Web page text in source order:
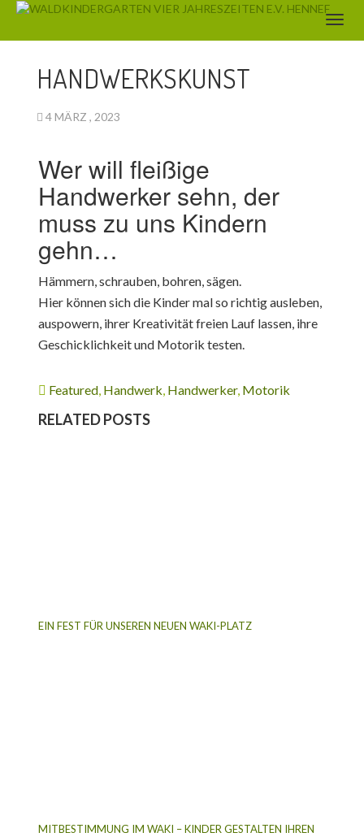
HANDWERKSKUNST
4 MÄRZ , 2023
Wer will fleißige
Handwerker sehn, der
muss zu uns Kindern
gehn…
Hämmern, schrauben, bohren, sägen.
Hier können sich die Kinder mal so richtig ausleben,
auspowern, ihrer Kreativität freien Lauf lassen, ihre
Geschicklichkeit und Motorik testen.
Featured, Handwerk, Handwerker, Motorik
RELATED POSTS
EIN FEST FÜR UNSEREN NEUEN WAKI-PLATZ
MITBESTIMMUNG IM WAKI – KINDER GESTALTEN IHREN